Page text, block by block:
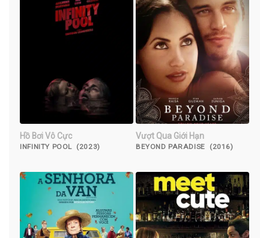
Hồ Bơi Vô Cực
INFINITY POOL (2023)
Vượt Qua Giới Hạn
BEYOND PARADISE (2016)